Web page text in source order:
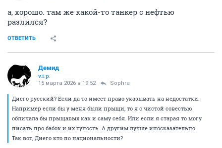
а, хорошо. там же какой-то танкер с нефтью
разлился?
ОТВЕТИТЬ
Демид
v.i.p.
15 марта 2026 в 19:52 Sophra
Диего русский? Если да то имеет право указывать на недостатки.
Например если бы у меня были прыщи, то я с чистой совестью
обличала бы прыщавых как и саму себя. Или если я старая то могу
писать про бабок и их тупость. А другим лучше иносказательно.
Так вот, Диего кто по национальности?